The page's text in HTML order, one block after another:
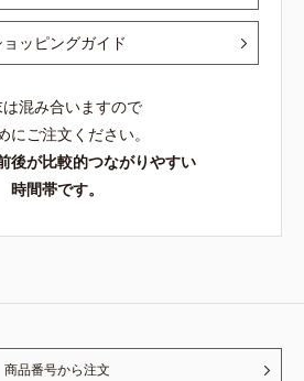
ョッピングガイド
は混み合いますので
にご注文ください。
後が比較的つながりやすい
時間帯です。
商品番号から注文